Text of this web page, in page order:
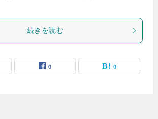
続きを読む
0 0